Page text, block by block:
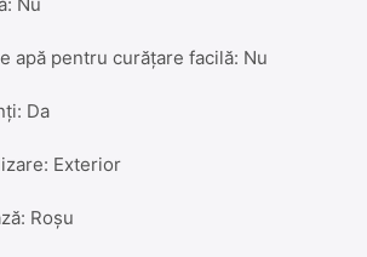
apă pentru curățare facilă: Nu
Da
Exterior
Roșu